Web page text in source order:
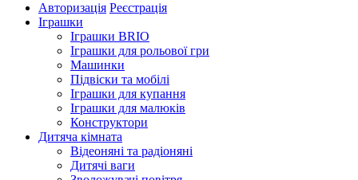
Авторизація Реєстрація
Іграшки
Іграшки BRIO
Іграшки для рольової гри
Машинки
Підвіски та мобілі
Іграшки для купання
Іграшки для малюків
Конструктори
Дитяча кімната
Відеоняні та радіоняні
Дитячі ваги